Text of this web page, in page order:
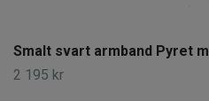
Smalt svart armband Pyret
2 195 kr